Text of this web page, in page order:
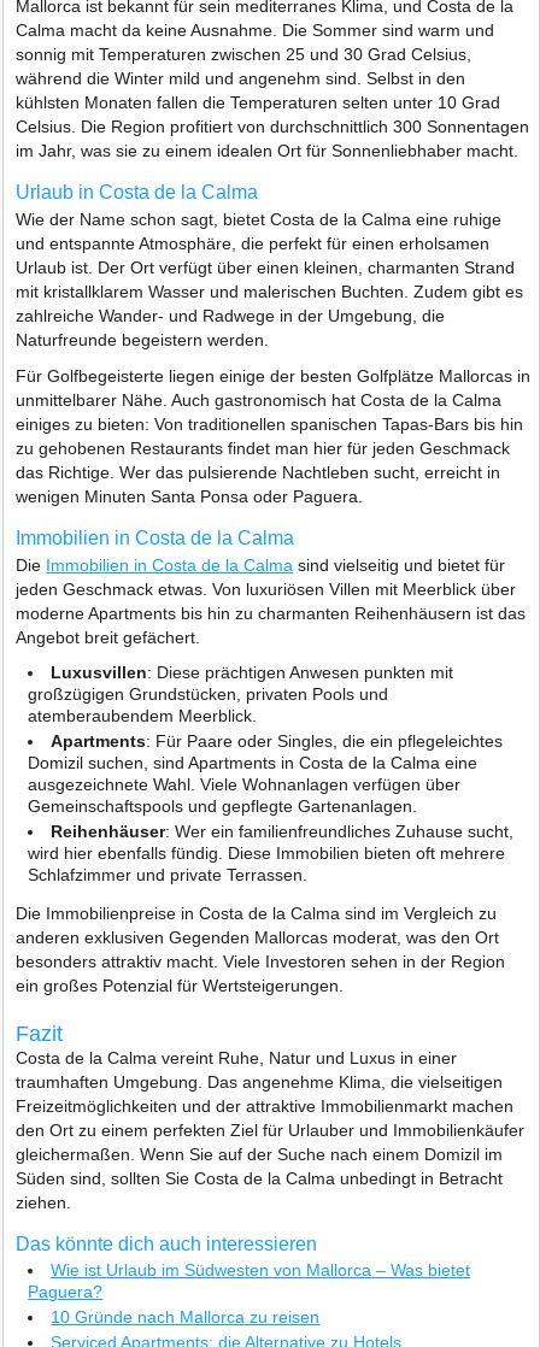
Mallorca ist bekannt für sein mediterranes Klima, und Costa de la
Calma macht da keine Ausnahme. Die Sommer sind warm und
sonnig mit Temperaturen zwischen 25 und 30 Grad Celsius,
während die Winter mild und angenehm sind. Selbst in den
kühlsten Monaten fallen die Temperaturen selten unter 10 Grad
Celsius. Die Region profitiert von durchschnittlich 300 Sonnentagen
im Jahr, was sie zu einem idealen Ort für Sonnenliebhaber macht.
Urlaub in Costa de la Calma
Wie der Name schon sagt, bietet Costa de la Calma eine ruhige
und entspannte Atmosphäre, die perfekt für einen erholsamen
Urlaub ist. Der Ort verfügt über einen kleinen, charmanten Strand
mit kristallklarem Wasser und malerischen Buchten. Zudem gibt es
zahlreiche Wander- und Radwege in der Umgebung, die
Naturfreunde begeistern werden.
Für Golfbegeisterte liegen einige der besten Golfplätze Mallorcas in
unmittelbarer Nähe. Auch gastronomisch hat Costa de la Calma
einiges zu bieten: Von traditionellen spanischen Tapas-Bars bis hin
zu gehobenen Restaurants findet man hier für jeden Geschmack
das Richtige. Wer das pulsierende Nachtleben sucht, erreicht in
wenigen Minuten Santa Ponsa oder Paguera.
Immobilien in Costa de la Calma
Die Immobilien in Costa de la Calma sind vielseitig und bietet für
jeden Geschmack etwas. Von luxuriösen Villen mit Meerblick über
moderne Apartments bis hin zu charmanten Reihenhäusern ist das
Angebot breit gefächert.
Luxusvillen: Diese prächtigen Anwesen punkten mit
großzügigen Grundstücken, privaten Pools und
atemberaubendem Meerblick.
Apartments: Für Paare oder Singles, die ein pflegeleichtes
Domizil suchen, sind Apartments in Costa de la Calma eine
ausgezeichnete Wahl. Viele Wohnanlagen verfügen über
Gemeinschaftspools und gepflegte Gartenanlagen.
Reihenhäuser: Wer ein familienfreundliches Zuhause sucht,
wird hier ebenfalls fündig. Diese Immobilien bieten oft mehrere
Schlafzimmer und private Terrassen.
Die Immobilienpreise in Costa de la Calma sind im Vergleich zu
anderen exklusiven Gegenden Mallorcas moderat, was den Ort
besonders attraktiv macht. Viele Investoren sehen in der Region
ein großes Potenzial für Wertsteigerungen.
Fazit
Costa de la Calma vereint Ruhe, Natur und Luxus in einer
traumhaften Umgebung. Das angenehme Klima, die vielseitigen
Freizeitmöglichkeiten und der attraktive Immobilienmarkt machen
den Ort zu einem perfekten Ziel für Urlauber und Immobilienkäufer
gleichermaßen. Wenn Sie auf der Suche nach einem Domizil im
Süden sind, sollten Sie Costa de la Calma unbedingt in Betracht
ziehen.
Das könnte dich auch interessieren
Wie ist Urlaub im Südwesten von Mallorca – Was bietet
Paguera?
10 Gründe nach Mallorca zu reisen
Serviced Apartments: die Alternative zu Hotels